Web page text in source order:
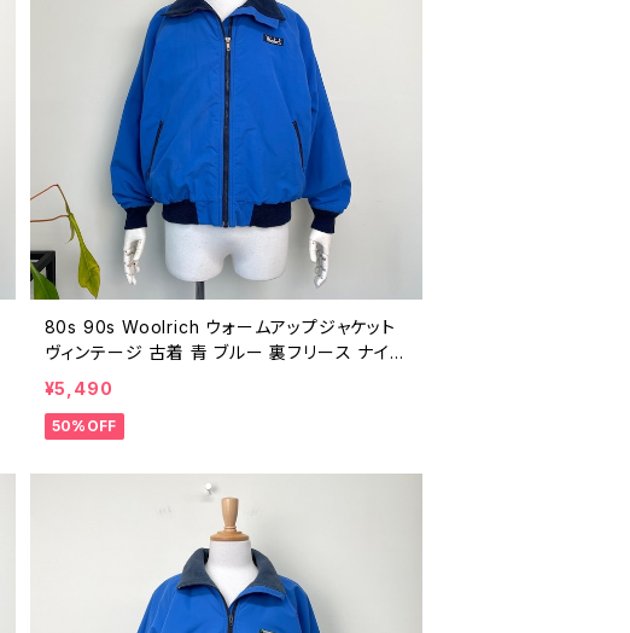
80s 90s Woolrich ウォームアップジャケット
ヴィンテージ 古着 青 ブルー 裏フリース ナイロ
ンジャケット アウトドア ウールリッチ シェルジ
ャケット ブルゾン 80年代 90年代 ビンテージ
26010801
¥5,490
50%OFF